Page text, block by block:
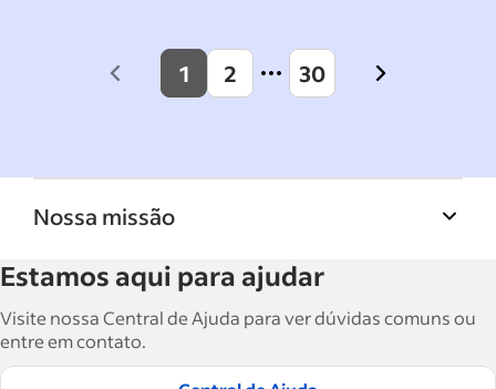
Previous
1 2 30
Next
Nossa missão
Indeed ajuda empresas a crescer e gerenciar a
força de trabalho. São mais de 15 mil artigos
em seis idiomas, em que você encontra
conselhos táticos, instruções e práticas
Estamos aqui para ajudar
Visite nossa Central de Ajuda para ver dúvidas comuns ou
entre em contato.